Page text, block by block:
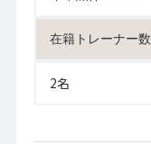
在籍トレーナー数
2名